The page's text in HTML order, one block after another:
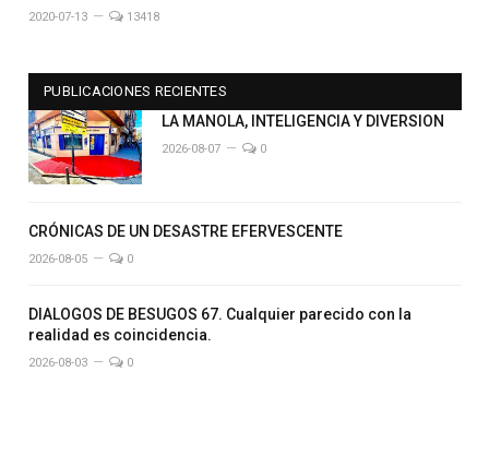
2020-07-13 13418
PUBLICACIONES RECIENTES
LA MANOLA, INTELIGENCIA Y DIVERSION
2026-08-07 0
CRÓNICAS DE UN DESASTRE EFERVESCENTE
2026-08-05 0
DIALOGOS DE BESUGOS 67. Cualquier parecido con la
realidad es coincidencia.
2026-08-03 0